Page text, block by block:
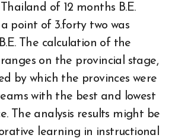
of 12 months B.E.
point of 3.forty two was
The calculation of the
on the provincial stage,
by which the provinces were
with the best and lowest
The analysis results might be
learning in instructional